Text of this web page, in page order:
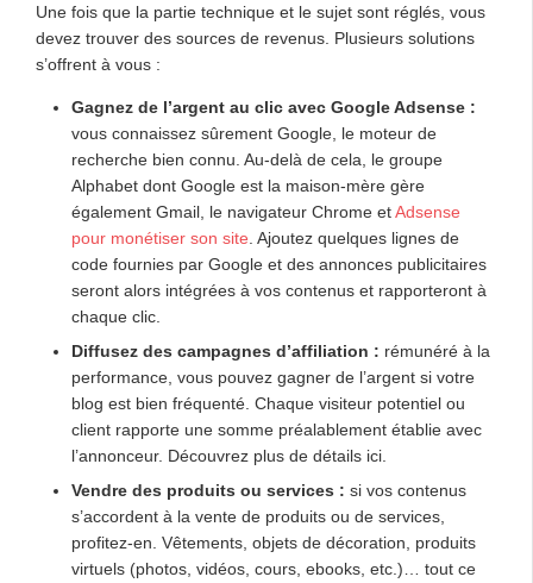
Une fois que la partie technique et le sujet sont réglés, vous
devez trouver des sources de revenus. Plusieurs solutions
s’offrent à vous :
Gagnez de l’argent au clic avec Google Adsense :
vous connaissez sûrement Google, le moteur de
recherche bien connu. Au-delà de cela, le groupe
Alphabet dont Google est la maison-mère gère
également Gmail, le navigateur Chrome etAdsense
pour monétiser son site . Ajoutez quelques lignes de
code fournies par Google et des annonces publicitaires
seront alors intégrées à vos contenus et rapporteront à
chaque clic.
Diffusez des campagnes d’affiliation : rémunéré à la
performance, vous pouvez gagner de l’argent si votre
blog est bien fréquenté. Chaque visiteur potentiel ou
client rapporte une somme préalablement établie avec
l’annonceur. Découvrez plus de détails ici.
Vendre des produits ou services : si vos contenus
s’accordent à la vente de produits ou de services,
profitez-en. Vêtements, objets de décoration, produits
virtuels (photos, vidéos, cours, ebooks, etc.)… tout ce